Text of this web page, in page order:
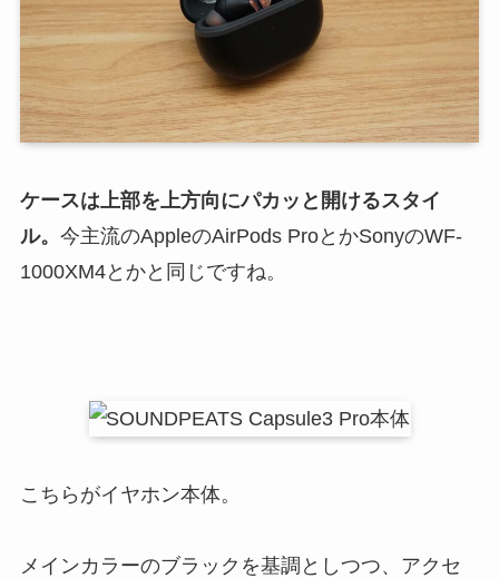
ケースは上部を上方向にパカッと開けるスタイ
ル。 今主流のAppleのAirPods ProとかSonyのWF-
1000XM4とかと同じですね。
こちらがイヤホン本体。
メインカラーのブラックを基調としつつ、アクセ